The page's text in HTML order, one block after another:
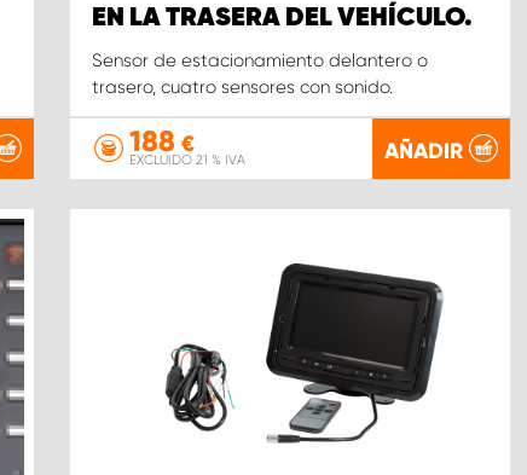
EN LA TRASERA DEL VEHÍCULO.
Sensor de estacionamiento delantero o
trasero, cuatro sensores con sonido.
188 €
EXCLUIDO 21 % IVA AÑADIR